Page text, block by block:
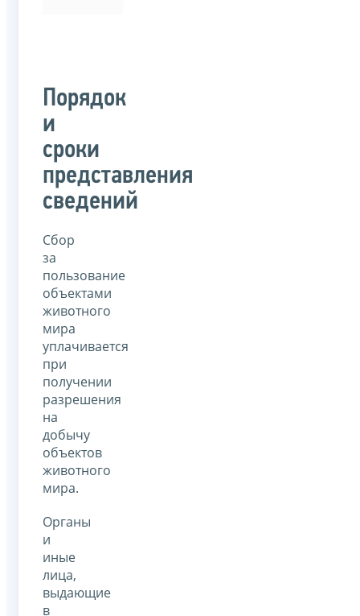
Порядок
и
сроки
представления
сведений
Сбор
за
пользование
объектами
животного
мира
уплачивается
при
получении
разрешения
на
добычу
объектов
животного
мира.
Органы
и
иные
лица,
выдающие
в